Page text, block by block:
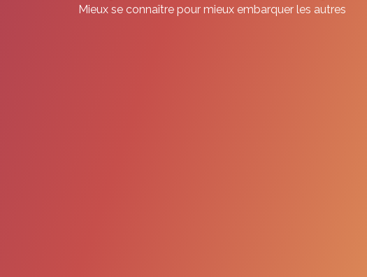
Mieux se connaître pour mieux embarquer les autres